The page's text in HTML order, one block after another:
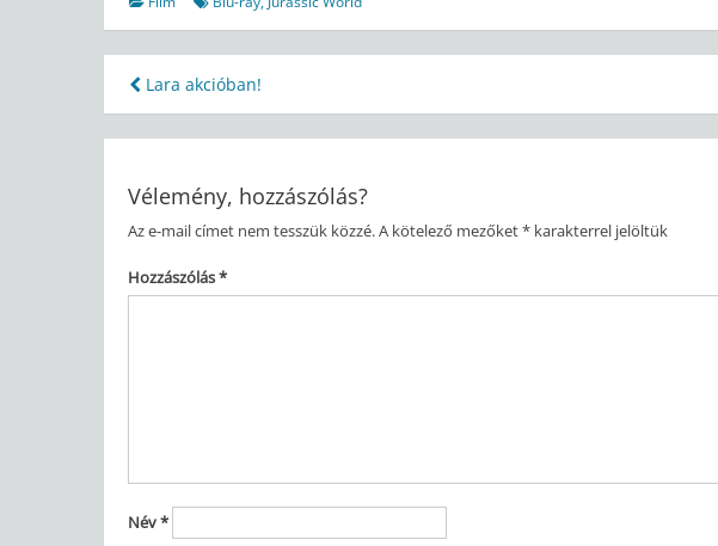
Bejegyzés
navigáció
Lara akcióban!
Vélemény, hozzászólás?
Az e-mail címet nem tesszük közzé.A kötelező mezőket*karakterrel jelöltük
Hozzászólás*
Név*